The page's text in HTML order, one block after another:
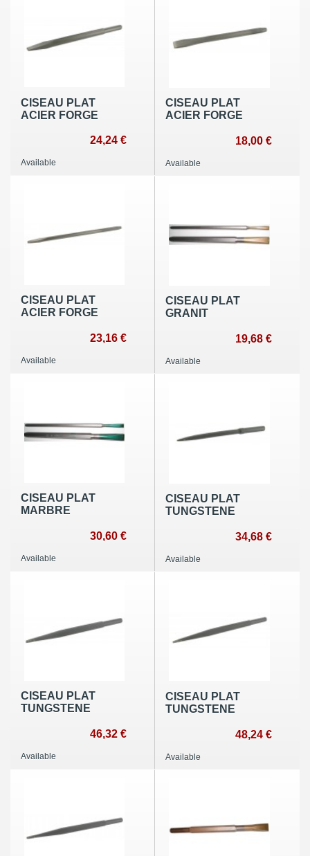
CISEAU PLAT
ACIER FORGE
24,24 €
Available
CISEAU PLAT
ACIER FORGE
18,00 €
Available
CISEAU PLAT
ACIER FORGE
23,16 €
Available
CISEAU PLAT
GRANIT
19,68 €
Available
CISEAU PLAT
MARBRE
30,60 €
Available
CISEAU PLAT
TUNGSTENE
34,68 €
Available
CISEAU PLAT
TUNGSTENE
46,32 €
Available
CISEAU PLAT
TUNGSTENE
48,24 €
Available